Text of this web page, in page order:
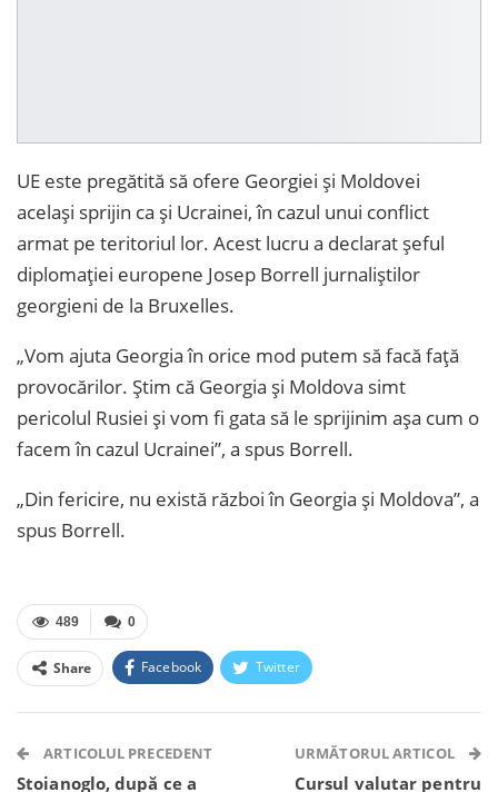
UE este pregătită să ofere Georgiei și Moldovei
același sprijin ca și Ucrainei, în cazul unui conflict
armat pe teritoriul lor. Acest lucru a declarat șeful
diplomației europene Josep Borrell jurnaliştilor
georgieni de la Bruxelles.
„Vom ajuta Georgia în orice mod putem să facă față
provocărilor. Știm că Georgia și Moldova simt
pericolul Rusiei și vom fi gata să le sprijinim așa cum o
facem în cazul Ucrainei”, a spus Borrell.
„Din fericire, nu există război în Georgia și Moldova”, a
spus Borrell.
0
489
Share Facebook Twitter
Telegram WhatsApp Viber
ARTICOLUL PRECEDENT
Stoianoglo, după ce a
URMĂTORUL ARTICOL
Cursul valutar pentru